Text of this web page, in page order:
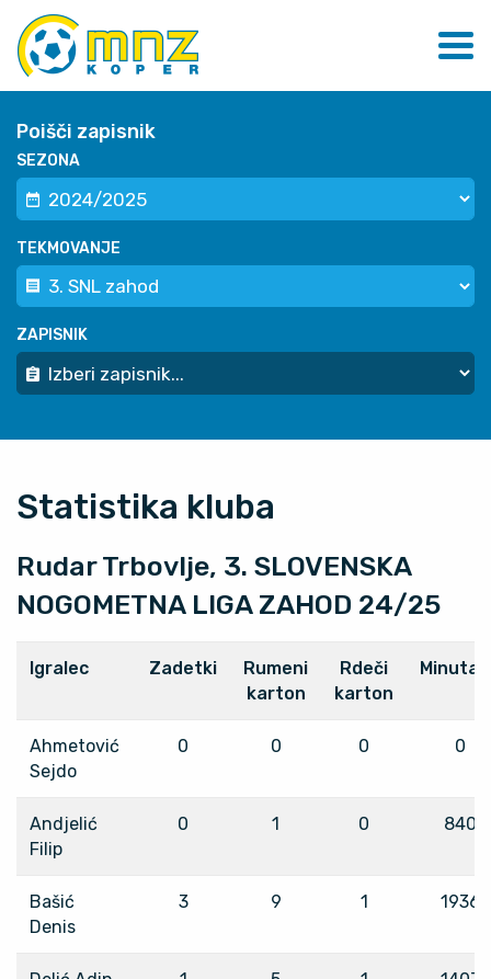
Poišči zapisnik
SEZONA
TEKMOVANJE
ZAPISNIK
Statistika kluba
Rudar Trbovlje, 3. SLOVENSKA
NOGOMETNA LIGA ZAHOD 24/25
Igralec Zadetki
Rumeni
karton
Rdeči
karton
Ahmetović
Sejdo
0 0 0 0
Andjelić
Filip
0 1 0 840
Bašić
Denis
3 9 1 1936